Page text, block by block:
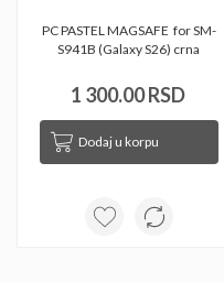
PC PASTEL MAGSAFE  for SM-
S941B (Galaxy S26) crna
1 300.00 RSD
Dodaj u korpu